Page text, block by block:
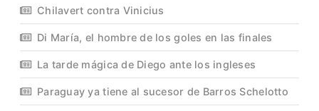
Chilavert contra Vinicius
Di María, el hombre de los goles en las finales
La tarde mágica de Diego ante los ingleses
Paraguay ya tiene al sucesor de Barros Schelotto